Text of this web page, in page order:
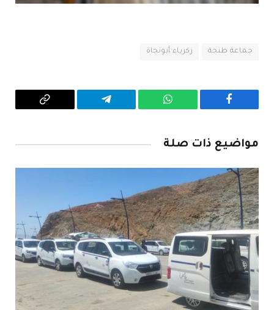
جماعة طنجة زكرياء أبونجاة
فيسبوك واتساب تيلقرام
Copy
مواضيع ذات صلة